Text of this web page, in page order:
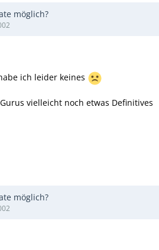
möglich?
ich leider keines
vielleicht noch etwas Definitives
möglich?